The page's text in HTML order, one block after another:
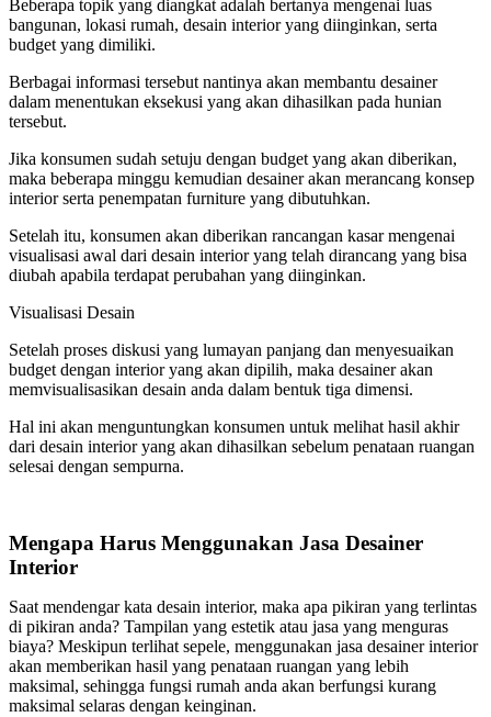
Beberapa topik yang diangkat adalah bertanya mengenai luas
bangunan, lokasi rumah, desain interior yang diinginkan, serta
budget yang dimiliki.
Berbagai informasi tersebut nantinya akan membantu desainer
dalam menentukan eksekusi yang akan dihasilkan pada hunian
tersebut.
Jika konsumen sudah setuju dengan budget yang akan diberikan,
maka beberapa minggu kemudian desainer akan merancang konsep
interior serta penempatan furniture yang dibutuhkan.
Setelah itu, konsumen akan diberikan rancangan kasar mengenai
visualisasi awal dari desain interior yang telah dirancang yang bisa
diubah apabila terdapat perubahan yang diinginkan.
Visualisasi Desain
Setelah proses diskusi yang lumayan panjang dan menyesuaikan
budget dengan interior yang akan dipilih, maka desainer akan
memvisualisasikan desain anda dalam bentuk tiga dimensi.
Hal ini akan menguntungkan konsumen untuk melihat hasil akhir
dari desain interior yang akan dihasilkan sebelum penataan ruangan
selesai dengan sempurna.
Mengapa Harus Menggunakan Jasa Desainer
Interior
Saat mendengar kata desain interior, maka apa pikiran yang terlintas
di pikiran anda? Tampilan yang estetik atau jasa yang menguras
biaya? Meskipun terlihat sepele, menggunakan jasa desainer interior
akan memberikan hasil yang penataan ruangan yang lebih
maksimal, sehingga fungsi rumah anda akan berfungsi kurang
maksimal selaras dengan keinginan.